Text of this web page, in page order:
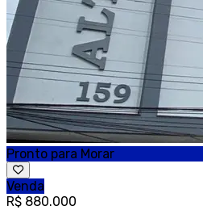
Pronto para Morar
Venda
R$ 880.000